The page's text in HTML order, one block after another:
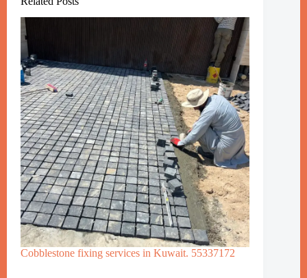
Cobblestone fixing services in Kuwait. 55337172